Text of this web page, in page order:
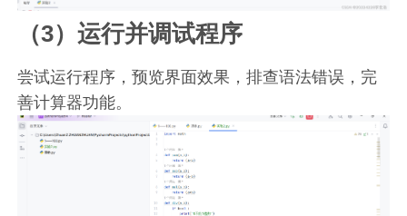
（3）运行并调试程序
尝试运行程序，预览界面效果，排查语法错误，完
善计算器功能。